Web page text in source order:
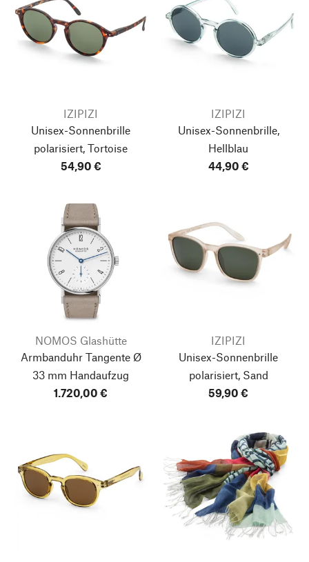
IZIPIZI
Unisex-Sonnenbrille
polarisiert, Tortoise
54,90 €
IZIPIZI
Unisex-Sonnenbrille,
Hellblau
44,90 €
NOMOS Glashütte
Armbanduhr Tangente Ø
33 mm Handaufzug
1.720,00 €
IZIPIZI
Unisex-Sonnenbrille
polarisiert, Sand
59,90 €